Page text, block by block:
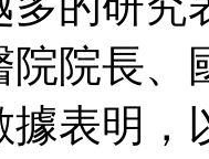
院長、
據表明，